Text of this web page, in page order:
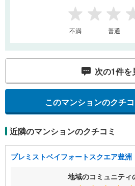
1 2 3
不満 普通
次の1件を
このマンションのクチ
近隣のマンションのクチコミ
プレミストベイフォートスクエア豊洲
地域のコミュニティ